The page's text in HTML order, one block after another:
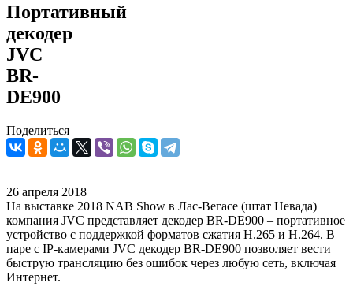
Портативный
декодер
JVC
BR-
DE900
Поделиться
26 апреля 2018
На выставке 2018 NAB Show в Лас-Вегасе (штат Невада)
компания JVC представляет декодер BR-DE900 – портативное
устройство с поддержкой форматов сжатия H.265 и H.264. В
паре с IP-камерами JVC декодер BR-DE900 позволяет вести
быструю трансляцию без ошибок через любую сеть, включая
Интернет.